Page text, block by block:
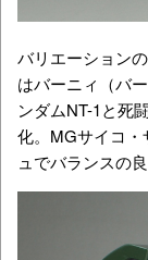
バリエーション
はバーニィ（バ
ンダムNT-1と死
化。MGサイコ・
ュでバランスの